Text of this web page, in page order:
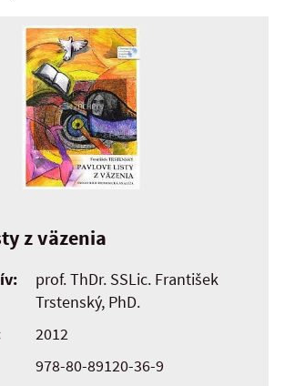
z väzenia
prof. ThDr. SSLic. František
Trstenský, PhD.
2012
978-80-89120-36-9